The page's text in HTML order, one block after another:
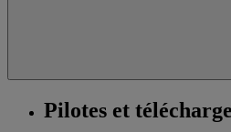
Pilotes et